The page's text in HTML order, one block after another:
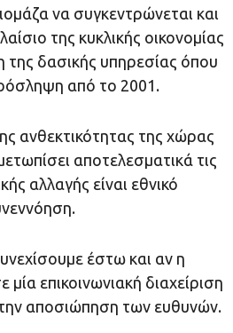
να συγκεντρώνεται και
της κυκλικής οικονομίας
της δασικής υπηρεσίας όπου
από το 2001.
ανθεκτικότητας της χώρας
αποτελεσματικά τις
αλλαγής είναι εθνικό
έστω και αν η
μία επικοινωνιακή διαχείριση
αποσιώπηση των ευθυνών.